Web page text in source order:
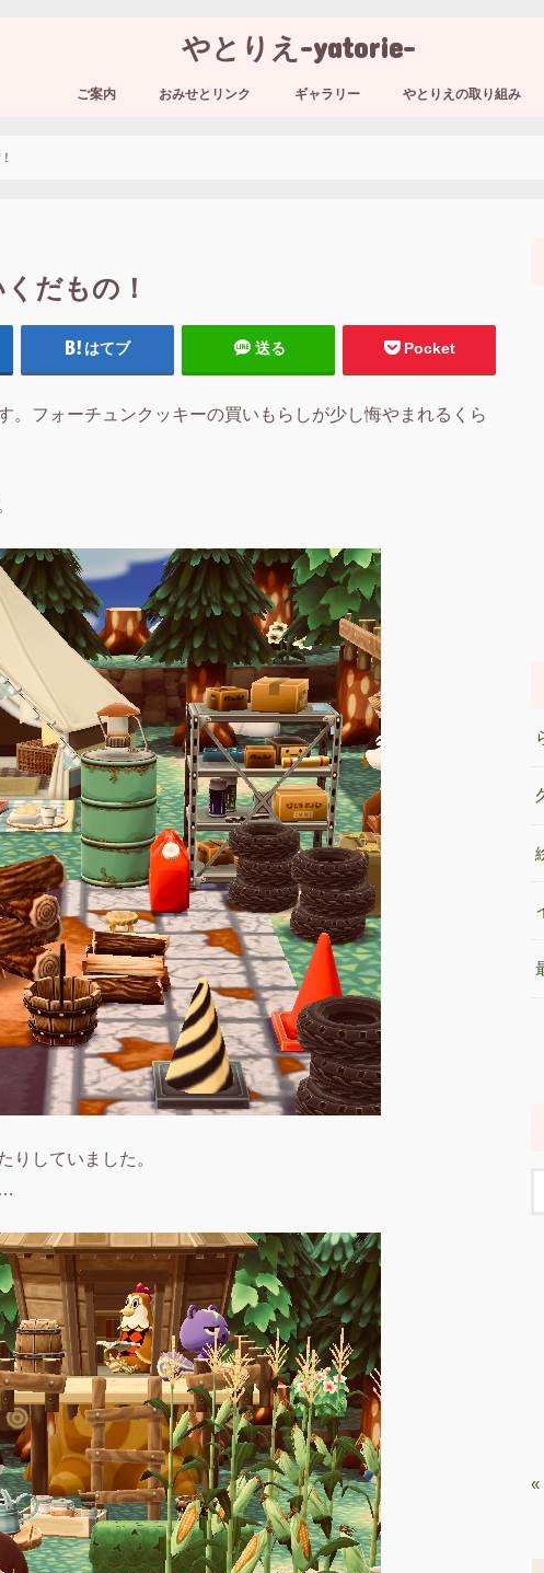
やとりえ-yatorie-
ご案内 おみせとリンク ギャラリー やとりえの取り組み
だもの！
はてブ 送る Pocket
。フォーチュンクッキーの買いもらしが少し悔やまれるくら
りしていました。
«